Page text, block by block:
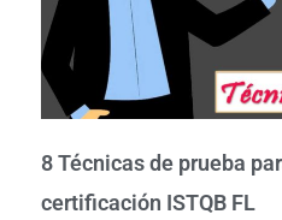
8 Técnicas de prueba
certificación ISTQB FL